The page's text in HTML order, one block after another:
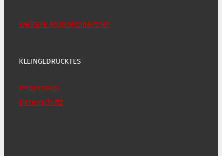
Weitere Ansprechpartner
KLEINGEDRUCKTES
Impressum
Datenschutz